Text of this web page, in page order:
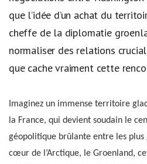
que l’idée d’un achat du
cheffe de la diplomatie
normaliser des relations
que cache vraiment cette
Imaginez un immense territoire
la France, qui devient soudain le
géopolitique brûlante entre les plus
cœur de l’Arctique, le Groenland,